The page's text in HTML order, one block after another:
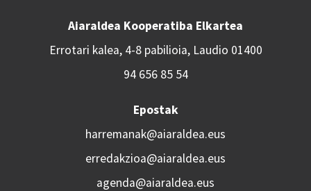
Aiaraldea Kooperatiba Elkartea
Errotari kalea, 4-8 pabilioia, Laudio 01400
94 656 85 54
Epostak
harremanak@aiaraldea.eus
erredakzioa@aiaraldea.eus
agenda@aiaraldea.eus